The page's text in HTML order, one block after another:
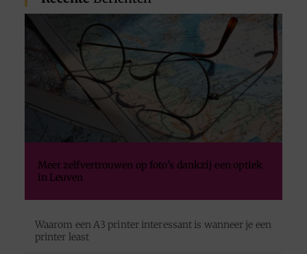
Meer zelfvertrouwen op foto's dankzij een optiek
in Leuven
Waarom een A3 printer interessant is wanneer je een
printer least